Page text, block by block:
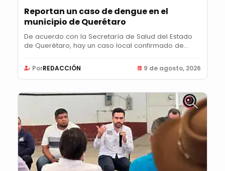
Reportan un caso de dengue en el
municipio de Querétaro
De acuerdo con la Secretaría de Salud del Estado
de Querétaro, hay un caso local confirmado de...
PorREDACCIÓN 9 de agosto, 2026